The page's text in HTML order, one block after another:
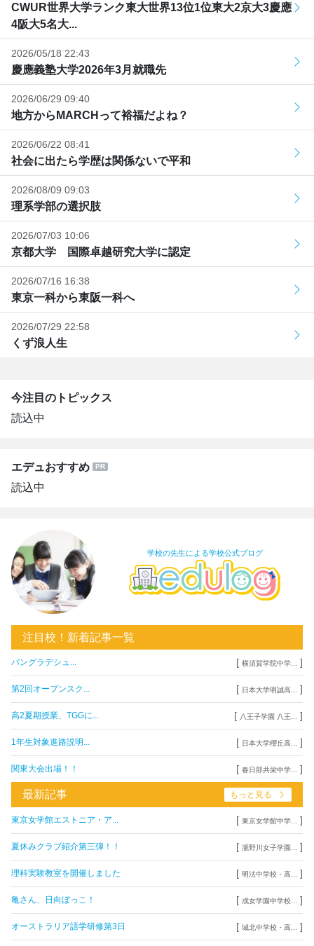
CWUR世界大学ランク東大世界13位1位東大2京大3慶應
4阪大5名大...
2026/05/18 22:43
慶應義塾大学2026年3月就職先
2026/06/29 09:40
地方からMARCHって裕福だよね？
2026/06/22 08:41
社会に出たら学歴は関係ないで平和
2026/08/09 09:03
理系学部の選択肢
2026/07/03 10:06
京都大学 国際卓越研究大学に認定
2026/07/16 16:38
東京一科から東阪一科へ
2026/07/29 22:58
くず浪人生
今注目のトピックス
読込中
エデュおすすめ
読込中
学校の先生による学校公式ブログ
注目校！新着記事一覧
バングラデシュ... [ 横須賀学院中学... ]
第2回オープンスク... [ 日本大学明誠高... ]
高2夏期授業、TGGに... [ 八王子学園 八王... ]
1年生対象進路説明... [ 日本大学櫻丘高... ]
関東大会出場！！ [ 春日部共栄中学... ]
最新記事 もっと見る
東京女学館エストニア・ア... [ 東京女学館中学... ]
夏休みクラブ紹介第三弾！！ [ 瀧野川女子学園... ]
理科実験教室を開催しました [ 明法中学校・高... ]
亀さん、日向ぼっこ！ [ 成女学園中学校... ]
オーストラリア語学研修第3日 [ 城北中学校・高... ]